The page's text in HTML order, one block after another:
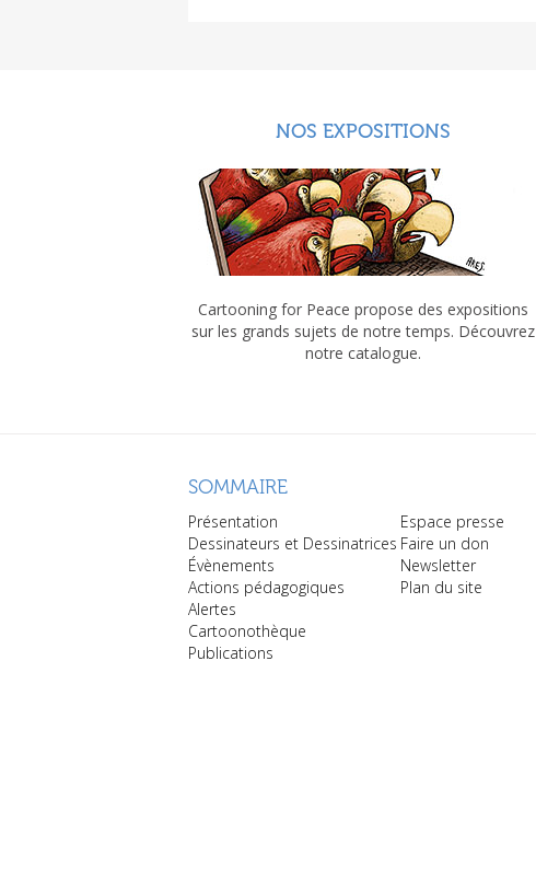
NOS EXPOSITIONS
Cartooning for Peace propose des expositions
sur les grands sujets de notre temps. Découvrez
notre catalogue.
SOMMAIRE
Présentation
Dessinateurs et Dessinatrices
Évènements
Actions pédagogiques
Alertes
Cartoonothèque
Publications
Espace presse
Faire un don
Newsletter
Plan du site